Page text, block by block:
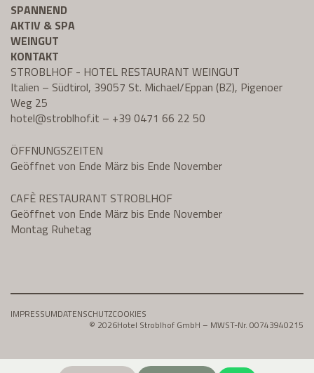
SPANNEND
AKTIV & SPA
WEINGUT
KONTAKT
STROBLHOF - HOTEL RESTAURANT WEINGUT
Italien – Südtirol, 39057 St. Michael/Eppan (BZ), Pigenoer
Weg 25
hotel@stroblhof.it – +39 0471 66 22 50
ÖFFNUNGSZEITEN
Geöffnet von Ende März bis Ende November
CAFÈ RESTAURANT STROBLHOF
Geöffnet von Ende März bis Ende November
Montag Ruhetag
IMPRESSUMDATENSCHUTZCOOKIES
© 2026Hotel Stroblhof GmbH – MWST-Nr. 00743940215